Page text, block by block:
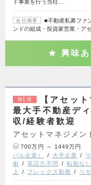
ド事業を行う当社…
会社概要
■不動産私募ファ
ンドの組成・投資家営業・ア
興味あ
NEW
【アセッ
最大手不動産デ
収/経験者歓迎
アセットマネジメン
700万円 ～ 1449万円
バル企業）
大手企業
衝
英語力不問 転勤なし
上
フレックス勤務 リ